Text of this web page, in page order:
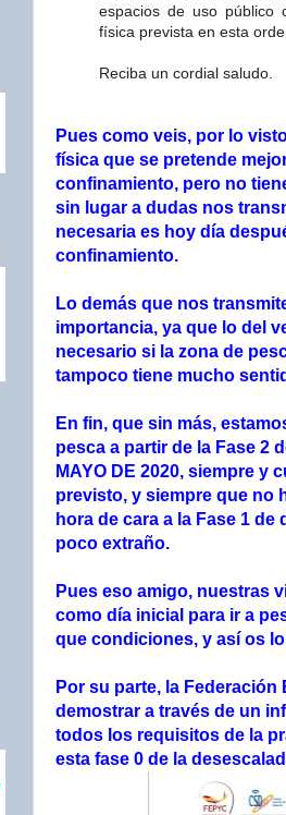
espacios de uso público
física prevista en esta
Reciba un cordial saludo.
Pues como veis, por lo
física que se pretende
confinamiento, pero no
sin lugar a dudas nos
necesaria es hoy día
confinamiento.
Lo demás que nos
importancia, ya que lo del
necesario si la zona de
tampoco tiene mucho
En fin, que sin más,
pesca a partir de la Fase 2
MAYO DE 2020, siempre y
previsto, y siempre que no
hora de cara a la Fase 1
poco extraño.
Pues eso amigo, nuestras
como día inicial para ir a
que condiciones, y así os
Por su parte, la
demostrar a través de un
todos los requisitos de la
esta fase 0 de la